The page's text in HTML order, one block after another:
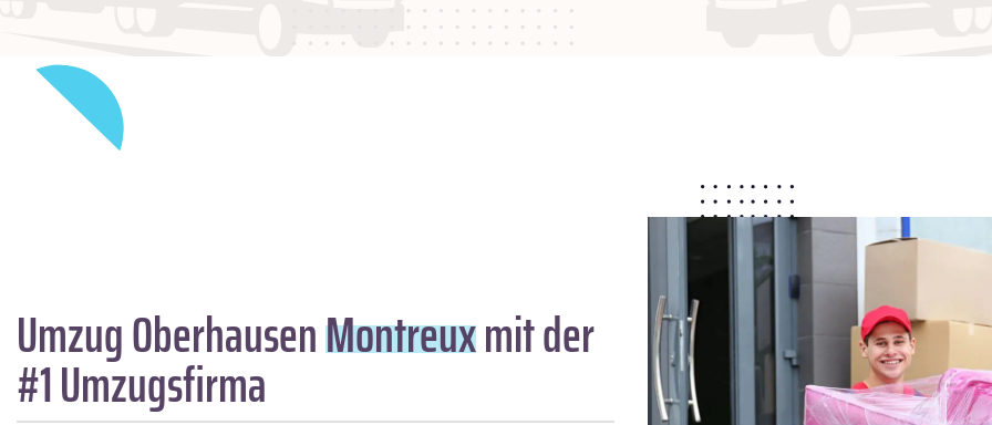
Umzug OberhausenMontreuxmit der
#1 Umzugsfirma